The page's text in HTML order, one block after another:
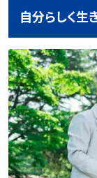
自分らしく生